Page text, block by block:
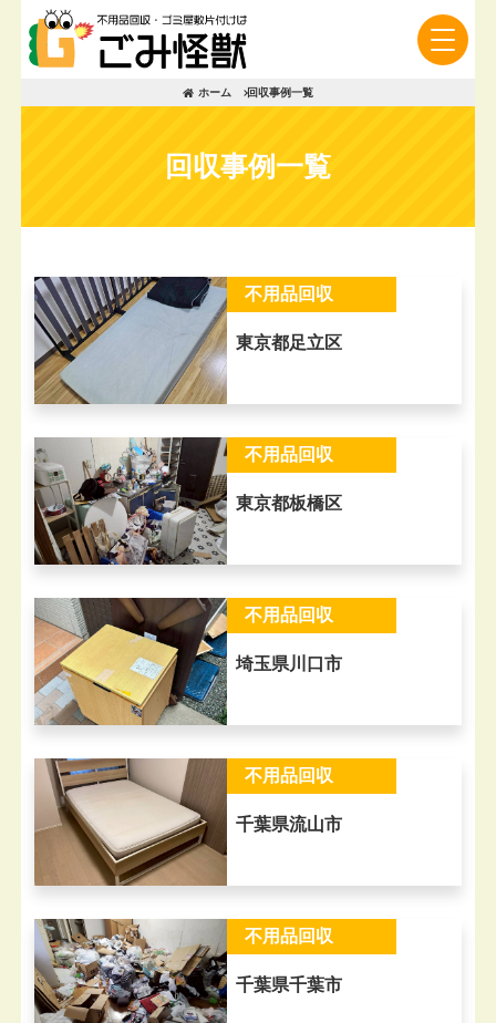
ホーム 回収事例一覧
回収事例一覧
不用品回収
東京都足立区
不用品回収
東京都板橋区
不用品回収
埼玉県川口市
不用品回収
千葉県流山市
不用品回収
千葉県千葉市